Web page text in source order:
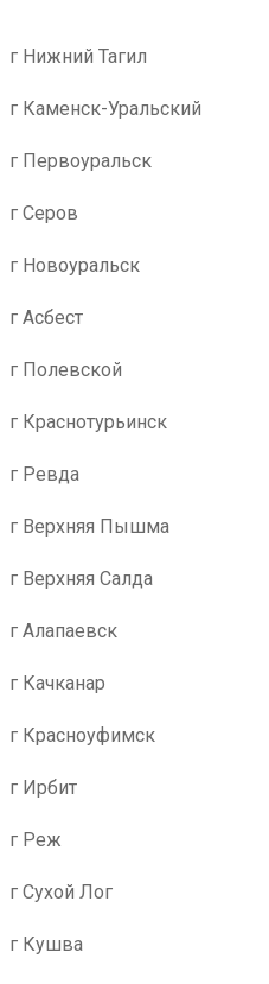
г Нижний Тагил
г Каменск-Уральский
г Первоуральск
г Серов
г Новоуральск
г Асбест
г Полевской
г Краснотурьинск
г Ревда
г Верхняя Пышма
г Верхняя Салда
г Алапаевск
г Качканар
г Красноуфимск
г Ирбит
г Реж
г Сухой Лог
г Кушва